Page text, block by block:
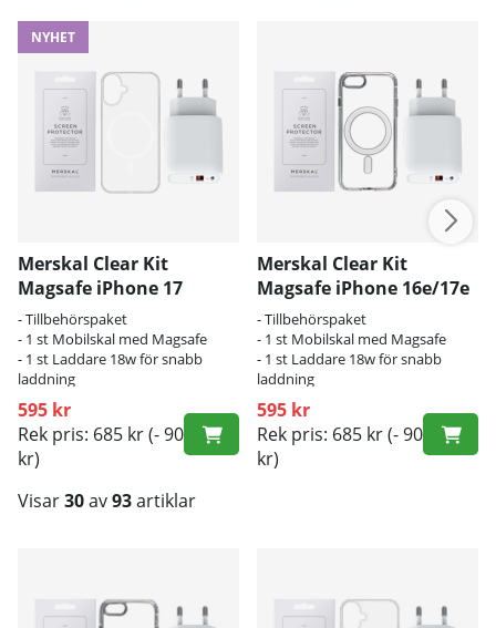
NYHET
Merskal Clear Kit
Magsafe iPhone 17
- Tillbehörspaket
- 1 st Mobilskal med Magsafe
- 1 st Laddare 18w för snabb
laddning
595 kr
Rek pris: 685 kr(- 90
kr)
Merskal Clear Kit
Magsafe iPhone 16e/17e
- Tillbehörspaket
- 1 st Mobilskal med Magsafe
- 1 st Laddare 18w för snabb
laddning
595 kr
Rek pris: 685 kr(- 90
kr)
Visar30av93artiklar